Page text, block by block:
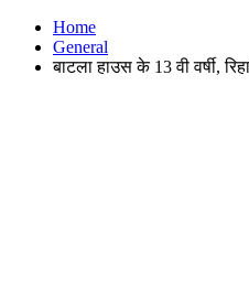
Home
General
बाटला हाउस के 13 वी वर्षी,